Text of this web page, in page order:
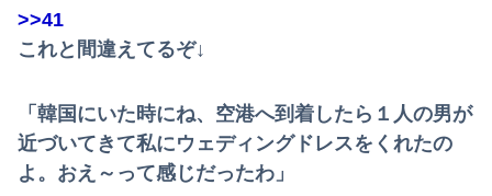
>>41
これと間違えてるぞ↓
「韓国にいた時にね、空港へ到着したら１人の男が
近づいてきて私にウェディングドレスをくれたの
よ。おえ～って感じだったわ」